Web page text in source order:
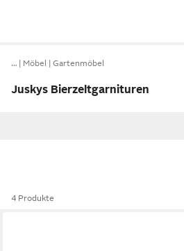
… Möbel Gartenmöbel
Juskys Bierzeltgarnituren
4 Produkte